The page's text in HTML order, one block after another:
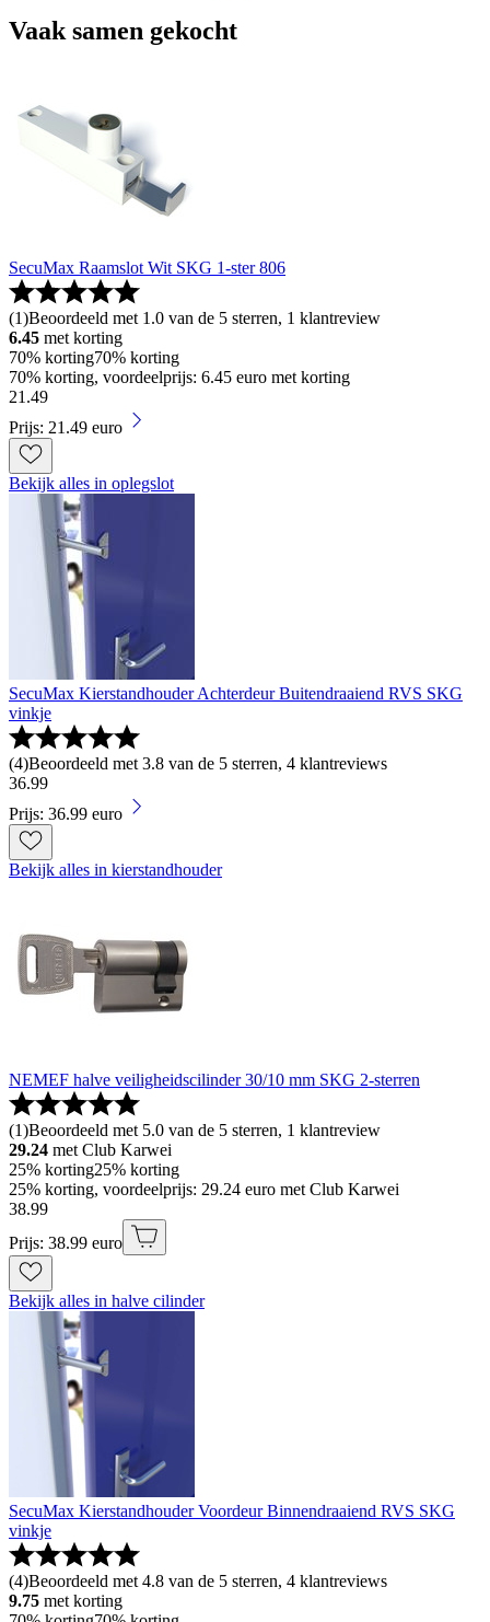
Vaak samen gekocht
SecuMax Raamslot Wit SKG 1-ster 806
(1)Beoordeeld met 1.0 van de 5 sterren, 1 klantreview
6.45 met korting
70% korting70% korting
70% korting, voordeelprijs: 6.45 euro met korting
21 .49
Prijs: 21.49 euro
Bekijk alles in oplegslot
SecuMax Kierstandhouder Achterdeur Buitendraaiend RVS SKG
vinkje
(4)Beoordeeld met 3.8 van de 5 sterren, 4 klantreviews
36.99
Prijs: 36.99 euro
Bekijk alles in kierstandhouder
NEMEF halve veiligheidscilinder 30/10 mm SKG 2-sterren
(1)Beoordeeld met 5.0 van de 5 sterren, 1 klantreview
29.24 met Club Karwei
25% korting25% korting
25% korting, voordeelprijs: 29.24 euro met Club Karwei
38.99
Prijs: 38.99 euro
Bekijk alles in halve cilinder
SecuMax Kierstandhouder Voordeur Binnendraaiend RVS SKG
vinkje
(4)Beoordeeld met 4.8 van de 5 sterren, 4 klantreviews
9.75 met korting